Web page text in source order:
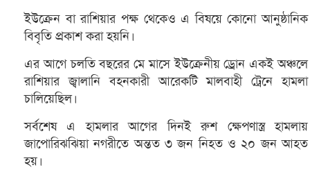
ইউক্রেন বা রাশিয়ার পক্ষ থেকেও এ বিষয়ে কোনো আনুষ্ঠানিক
বিবৃতি প্রকাশ করা হয়নি।
এর আগে চলতি বছরের মে মাসে ইউক্রেনীয় ড্রোন একই অঞ্চলে
রাশিয়ার জ্বালানি বহনকারী আরেকটি মালবাহী ট্রেনে হামলা
চালিয়েছিল।
সর্বশেষ এ হামলার আগের দিনই রুশ ক্ষেপণাস্ত্র হামলায়
জাপোরিঝঝিয়া নগরীতে অন্তত ৩ জন নিহত ও ২০ জন আহত
হয়।